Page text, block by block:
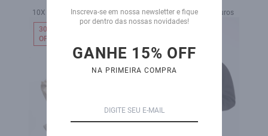
10X de R$ 162,90 sem juros 3X de R$ 106,33 sem juros
30%
OFF
Inscreva-se em nossa newsletter e fique
por dentro das nossas novidades!
GANHE 15% OFF
NA PRIMEIRA COMPRA